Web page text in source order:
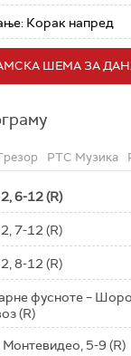
Корак напред
ШЕМА ЗА
РТС Музика
6-12 (R)
7-12 (R)
8-12 (R)
фусноте –
(R)
Монтевидео, 5-9 (R)